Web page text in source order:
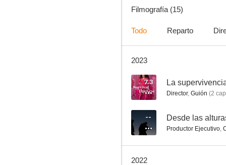
5.0
Filmografía (15)
Todo Reparto
2023
7.3
Director, Guión (2
-- Desde las
Productor Ejecutivo,
2022